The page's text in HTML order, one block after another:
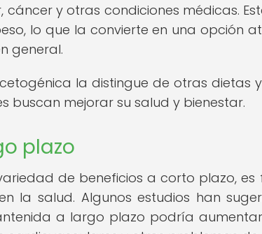
y otras condiciones médicas.
lo que la convierte en una opción
general.
la distingue de otras dietas
mejorar su salud y bienestar.
plazo
de beneficios a corto plazo,
la salud. Algunos estudios han
a largo plazo podría